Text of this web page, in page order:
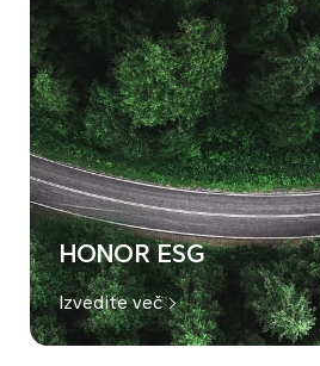
HONOR ESG
Izvedite več